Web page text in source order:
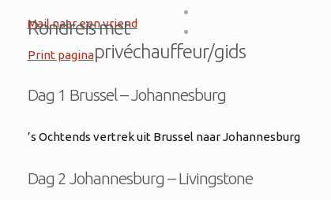
Mail naar een vriend
Print pagina
Rondreis met
privéchauffeur/gids
Dag 1 Brussel – Johannesburg
’s Ochtends vertrek uit Brussel naar Johannesburg
Dag 2 Johannesburg – Livingstone